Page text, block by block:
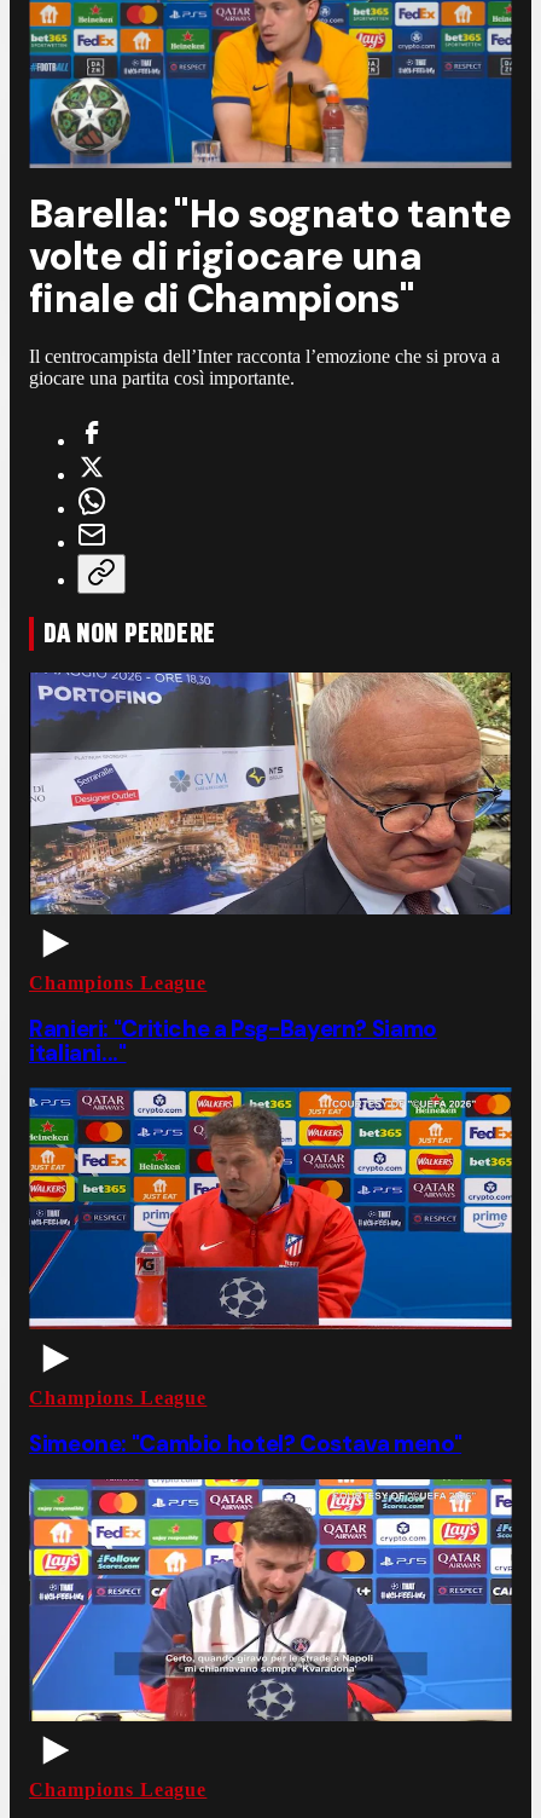
Barella: "Ho sognato tante
volte di rigiocare una
finale di Champions"
Il centrocampista dell’Inter racconta l’emozione che si prova a
giocare una partita così importante.
DA NON PERDERE
Champions League
Ranieri: "Critiche a Psg-Bayern? Siamo
italiani..."
Champions League
Simeone: "Cambio hotel? Costava meno"
Champions League